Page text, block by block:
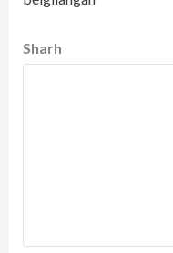
Sharh